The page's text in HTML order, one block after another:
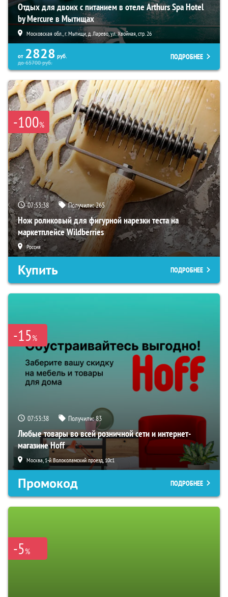
Отдых для двоих с питанием в отеле Arthurs Spa Hotel
by Mercure в Мытищах
Московская обл., г. Мытищи, д. Ларево, ул. Хвойная, стр. 26
от 2828 руб.
до65700руб.
ПОДРОБНЕЕ
-100%
07:53:38 Получили:265
Нож роликовый для фигурной нарезки теста на
маркетплейсе Wildberries
Россия
Купить ПОДРОБНЕЕ
-15%
07:53:38 Получили:83
Любые товары во всей розничной сети и интернет-
магазине Hoff
Москва, 1-й Волоколамский проезд, 10с1
Промокод ПОДРОБНЕЕ
-5%